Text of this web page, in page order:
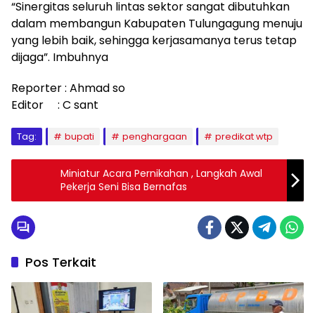
“Sinergitas seluruh lintas sektor sangat dibutuhkan
dalam membangun Kabupaten Tulungagung menuju
yang lebih baik, sehingga kerjasamanya terus tetap
dijaga”. Imbuhnya
Reporter : Ahmad so
Editor : C sant
Tag: bupati penghargaan predikat wtp
Miniatur Acara Pernikahan , Langkah Awal
Pekerja Seni Bisa Bernafas
Pos Terkait